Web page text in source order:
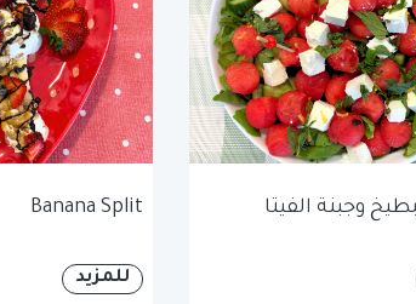
وجبنة الفيتا Banana Split
للمزيد